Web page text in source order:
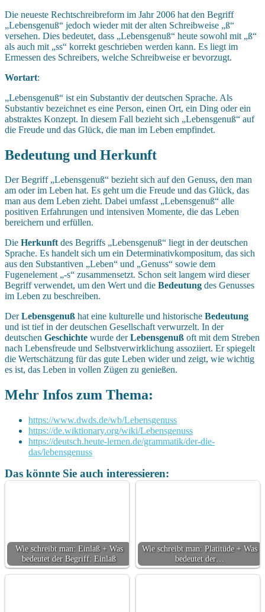
Die neueste Rechtschreibreform im Jahr 2006 hat den Begriff
„Lebensgenuß“ jedoch wieder mit der alten Schreibweise „ß“
versehen. Dies bedeutet, dass „Lebensgenuß“ heute sowohl mit „ß“
als auch mit „ss“ korrekt geschrieben werden kann. Es liegt im
Ermessen des Schreibers, welche Schreibweise er bevorzugt.
Wortart:
„Lebensgenuß“ ist ein Substantiv der deutschen Sprache. Als
Substantiv bezeichnet es eine Person, einen Ort, ein Ding oder ein
abstraktes Konzept. In diesem Fall bezieht sich „Lebensgenuß“ auf
die Freude und das Glück, die man im Leben empfindet.
Bedeutung und Herkunft
Der Begriff „Lebensgenuß“ bezieht sich auf den Genuss, den man
am oder im Leben hat. Es geht um die Freude und das Glück, das
man aus dem Leben zieht. Dabei umfasst „Lebensgenuß“ alle
positiven Erfahrungen und intensiven Momente, die das Leben
bereichern und erfüllen.
Die Herkunftdes Begriffs „Lebensgenuß“ liegt in der deutschen
Sprache. Es handelt sich um ein Determinativkompositum, das sich
aus den Substantiven „Leben“ und „Genuss“ sowie dem
Fugenelement „-s“ zusammensetzt. Schon seit langem wird dieser
Begriff verwendet, um den Wert und die Bedeutung des Genusses
im Leben zu beschreiben.
DerLebensgenuß hat eine kulturelle und historische Bedeutung
und ist tief in der deutschen Gesellschaft verwurzelt. In der
deutschen Geschichte wurde derLebensgenuß oft mit dem Streben
nach Lebensfreude und Selbstverwirklichung assoziiert. Er spiegelt
die Wertschätzung für das gute Leben wider und zeigt, wie wichtig
es ist, das Leben in vollen Zügen zu genießen.
Mehr Infos zum Thema:
https://www.dwds.de/wb/Lebensgenuss
https://de.wiktionary.org/wiki/Lebensgenuss
https://deutsch.heute-lernen.de/grammatik/der-die-
das/lebensgenuss
Das könnte Sie auch interessieren:
Wie schreibt man: Einlaß + Was
bedeutet der Begriff: Einlaß
Wie schreibt man: Platitüde + Was
bedeutet der…